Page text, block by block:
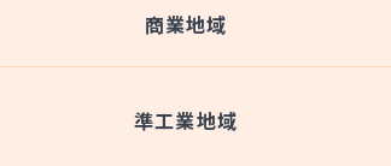
商業地域
準工業地域